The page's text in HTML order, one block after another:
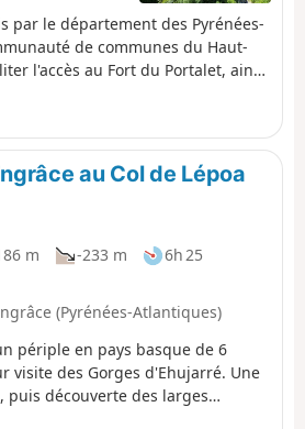
par le département des Pyrénées-
de communes du Haut-
l'accès au Fort du Portalet, ainsi
(GR®65), sont achevés et
de découvrir ce site exceptionnel
de vue et de sécurité.
au Col de Lépoa
m -233 m
6h 25
(Pyrénées-Atlantiques)
périple en pays basque de 6
visite des Gorges d'Ehujarré. Une
puis découverte des larges